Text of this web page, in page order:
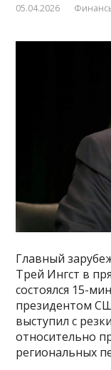
05.04.2026
Главный
Трей Ингст в
состоялся 15-
президентом
выступил с
относительно
региональных